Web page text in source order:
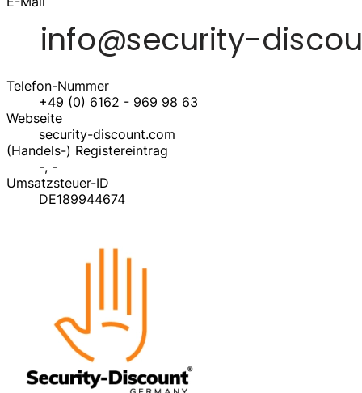
Telefon-Nummer
+49 (0) 6162 - 969 98 63
Webseite
security-discount.com
(Handels-) Registereintrag
-, -
Umsatzsteuer-ID
DE189944674